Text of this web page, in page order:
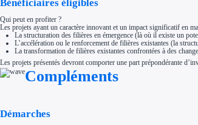
Recherche autonome
Accompagnement
Ressources
Blog
Nos guides
Nos partenaires
Bénéficiaires éligibles
Qui peut en profiter ?
Les projets ayant un caractère innovant et un impact significatif en
La structuration des filières en émergence (là où il existe un
L’accélération ou le renforcement de filières existantes (la
La transformation de filières existantes confrontées à des
Les projets présentés devront comporter une part prépondérante
Compléments
Démarches